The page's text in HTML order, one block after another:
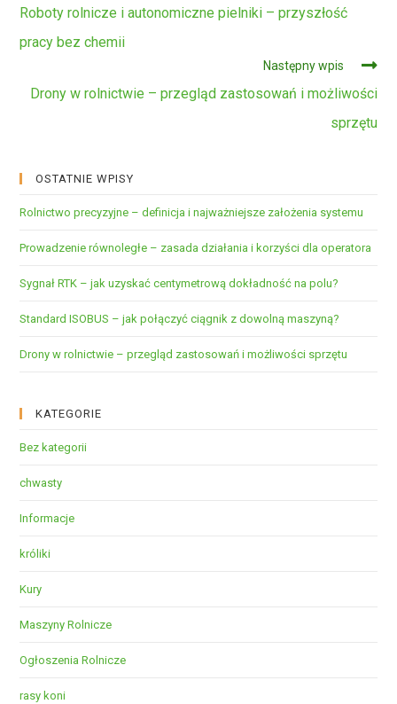
dalej
Roboty rolnicze i autonomiczne pielniki – przyszłość
pracy bez chemii
Następny wpis
Drony w rolnictwie – przegląd zastosowań i możliwości
sprzętu
OSTATNIE WPISY
Rolnictwo precyzyjne – definicja i najważniejsze założenia systemu
Prowadzenie równoległe – zasada działania i korzyści dla operatora
Sygnał RTK – jak uzyskać centymetrową dokładność na polu?
Standard ISOBUS – jak połączyć ciągnik z dowolną maszyną?
Drony w rolnictwie – przegląd zastosowań i możliwości sprzętu
KATEGORIE
Bez kategorii
chwasty
Informacje
króliki
Kury
Maszyny Rolnicze
Ogłoszenia Rolnicze
rasy koni